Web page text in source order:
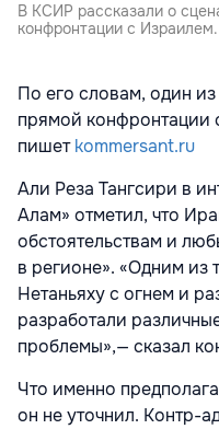
В КСИР рассказали о
конфронтации с Израилем.
По его словам, один
прямой конфронтации
пишетkommersant.ru
Али Реза Тангсири в
Алам» отметил, что
обстоятельствам и
в регионе». «Одним из
Нетаньяху с огнем и
разработали
проблемы»,— сказал
Что именно
он не уточнил. Контр-